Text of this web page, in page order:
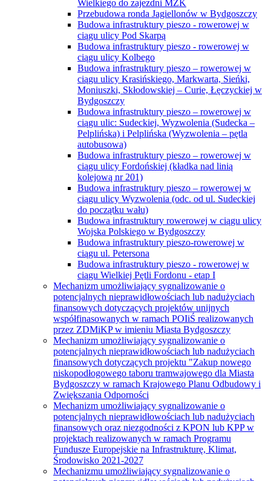
Wielkiego do zajezdni MZK
Przebudowa ronda Jagiellonów w Bydgoszczy
Budowa infrastruktury pieszo - rowerowej w
ciągu ulicy Pod Skarpą
Budowa infrastruktury pieszo - rowerowej w
ciągu ulicy Kolbego
Budowa infrastruktury pieszo – rowerowej w
ciągu ulicy Krasińskiego, Markwarta, Sieńki,
Moniuszki, Skłodowskiej – Curie, Łęczyckiej w
Bydgoszczy
Budowa infrastruktury pieszo – rowerowej w
ciągu ulic: Sudeckiej, Wyzwolenia (Sudecka –
Pelplińska) i Pelplińska (Wyzwolenia – pętla
autobusowa)
Budowa infrastruktury pieszo – rowerowej w
ciągu ulicy Fordońskiej (kładka nad linią
kolejową nr 201)
Budowa infrastruktury pieszo – rowerowej w
ciągu ulicy Wyzwolenia (odc. od ul. Sudeckiej
do początku wału)
Budowa infrastruktury rowerowej w ciągu ulicy
Wojska Polskiego w Bydgoszczy
Budowa infrastruktury pieszo-rowerowej w
ciągu ul. Petersona
Budowa infrastruktury pieszo - rowerowej w
ciągu Wielkiej Pętli Fordonu - etap I
Mechanizm umożliwiający sygnalizowanie o
potencjalnych nieprawidłowościach lub nadużyciach
finansowych dotyczących projektów unijnych
współfinasowanych w ramach POIiŚ realizowanych
przez ZDMiKP w imieniu Miasta Bydgoszczy
Mechanizm umożliwiający sygnalizowanie o
potencjalnych nieprawidłowościach lub nadużyciach
finansowych dotyczących projektu "Zakup nowego
niskopodłogowego taboru tramwajowego dla Miasta
Bydgoszczy w ramach Krajowego Planu Odbudowy i
Zwiększania Odporności
Mechanizm umożliwiający sygnalizowanie o
potencjalnych nieprawidłowościach lub nadużyciach
finansowych oraz niezgodności z KPON lub KPP w
projektach realizowanych w ramach Programu
Fundusze Europejskie na Infrastrukturę, Klimat,
Środowisko 2021-2027
Mechanizmu umożliwiający sygnalizowanie o